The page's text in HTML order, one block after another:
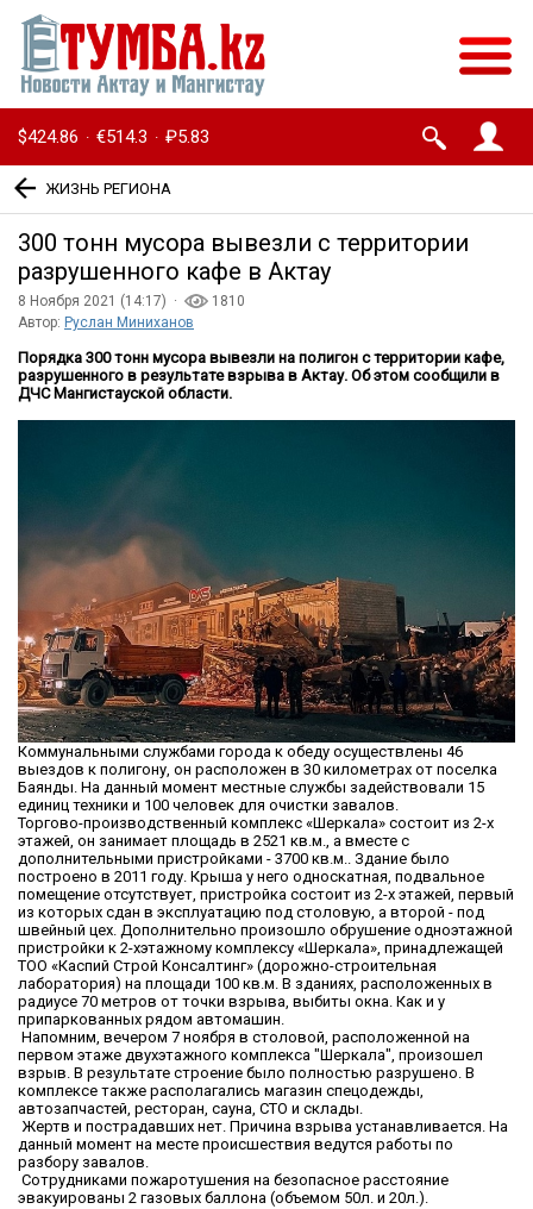
$424.86 · €514.3 · ₽5.83
ЖИЗНЬ РЕГИОНА
300 тонн мусора вывезли с территории
разрушенного кафе в Актау
8 Ноября 2021 (14:17) ·
1810
Автор: Руслан Миниханов
Порядка 300 тонн мусора вывезли на полигон с территории кафе,
разрушенного в результате взрыва в Актау. Об этом сообщили в
ДЧС Мангистауской области.
Коммунальными службами города к обеду осуществлены 46
выездов к полигону, он расположен в 30 километрах от поселка
Баянды. На данный момент местные службы задействовали 15
единиц техники и 100 человек для очистки завалов.
Торгово-производственный комплекс «Шеркала» состоит из 2-х
этажей, он занимает площадь в 2521 кв.м., а вместе с
дополнительными пристройками - 3700 кв.м.. Здание было
построено в 2011 году. Крыша у него односкатная, подвальное
помещение отсутствует, пристройка состоит из 2-х этажей, первый
из которых сдан в эксплуатацию под столовую, а второй - под
швейный цех. Дополнительно произошло обрушение одноэтажной
пристройки к 2-хэтажному комплексу «Шеркала», принадлежащей
ТОО «Каспий Строй Консалтинг» (дорожно-строительная
лаборатория) на площади 100 кв.м. В зданиях, расположенных в
радиусе 70 метров от точки взрыва, выбиты окна. Как и у
припаркованных рядом автомашин.
Напомним, вечером 7 ноября в столовой, расположенной на
первом этаже двухэтажного комплекса "Шеркала", произошел
взрыв. В результате строение было полностью разрушено. В
комплексе также располагались магазин спецодежды,
автозапчастей, ресторан, сауна, СТО и склады.
Жертв и пострадавших нет. Причина взрыва устанавливается. На
данный момент на месте происшествия ведутся работы по
разбору завалов.
Сотрудниками пожаротушения на безопасное расстояние
эвакуированы 2 газовых баллона (объемом 50л. и 20л.).